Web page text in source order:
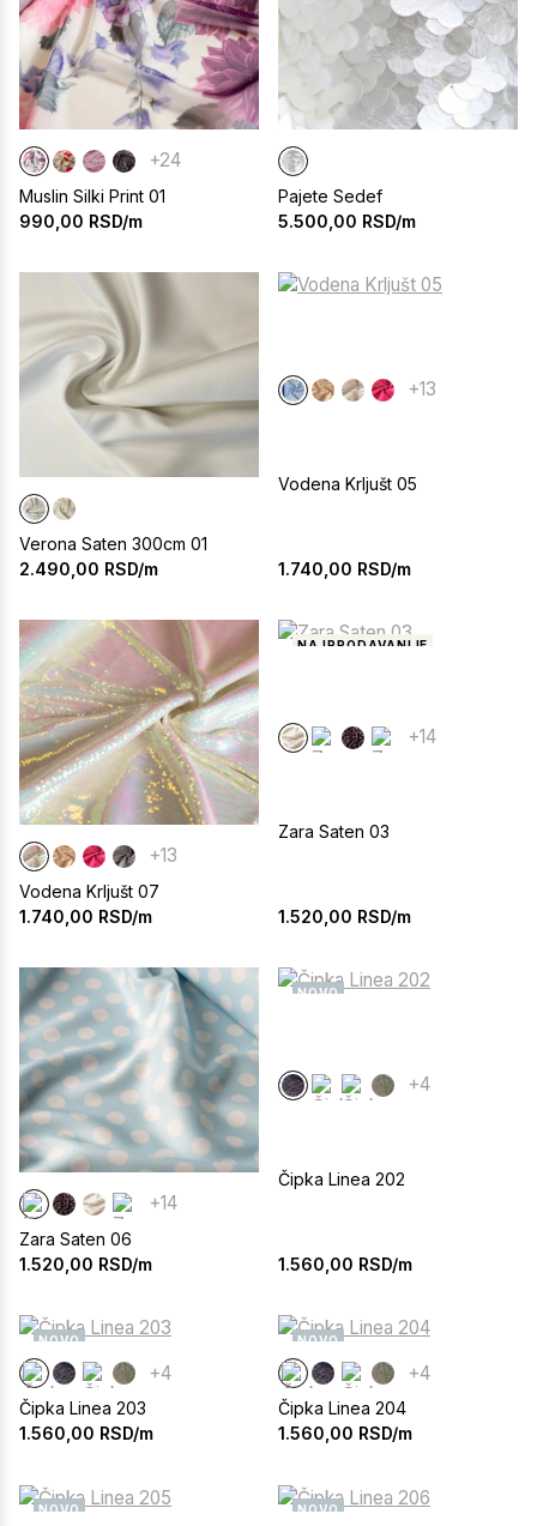
+24
Muslin Silki Print 01
990,00 RSD/m
Pajete Sedef
5.500,00 RSD/m
Verona Saten 300cm 01
2.490,00 RSD/m
+13
Vodena Krljušt 05
1.740,00 RSD/m
+13
Vodena Krljušt 07
1.740,00 RSD/m
NAJPRODAVANIJE
+14
Zara Saten 03
1.520,00 RSD/m
+14
Zara Saten 06
1.520,00 RSD/m
NOVO
+4
Čipka Linea 202
1.560,00 RSD/m
NOVO
+4
Čipka Linea 203
1.560,00 RSD/m
NOVO
+4
Čipka Linea 204
1.560,00 RSD/m
NOVO NOVO